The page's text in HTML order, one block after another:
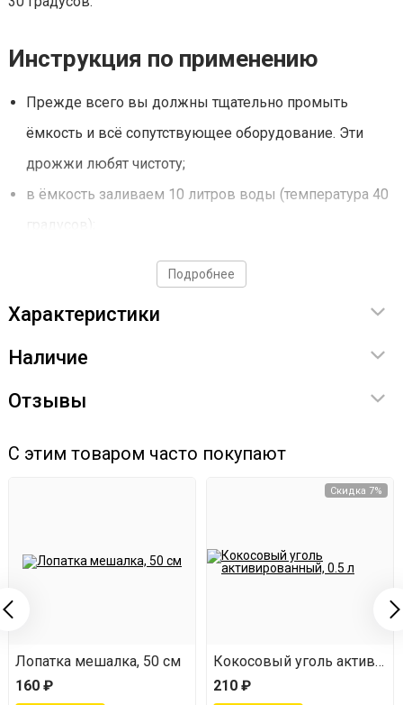
Инструкция по применению
Прежде всего вы должны тщательно промыть
ёмкость и всё сопутствующее оборудование. Эти
дрожжи любят чистоту;
в ёмкость заливаем 10 литров воды (температура 40
градусов);
брагу (время брожения 2 суток). Либо растворяем 8
килограмм сахара, чтобы получить 20 градусную
должен составить 25 литров);
ОБРАТИТЕ ВНИМАНИЕ:
время брожения будет
варьироваться от контроля температуры во время
брожения.
Подробнее
Характеристики
Наличие
Отзывы
С этим товаром часто покупают
Лопатка мешалка, 50 см
160 ₽
Скидка 7%
Кокосовый уголь
210 ₽